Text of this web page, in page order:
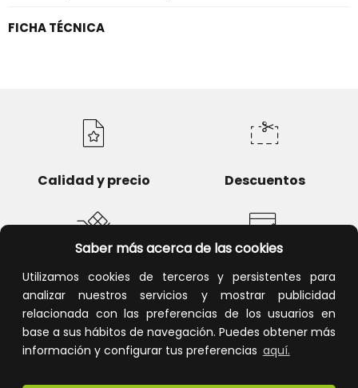
Saber más acerca de las cookies
Utilizamos cookies de terceros y persistentes para
analizar nuestros servicios y mostrar publicidad
relacionada con las preferencias de los usuarios en
base a sus hábitos de navegación. Puedes obtener más
información y configurar tus preferencias aquí.
FICHA TÉCNICA
Calidad y precio Descuentos
Devoluciones Pago seguro